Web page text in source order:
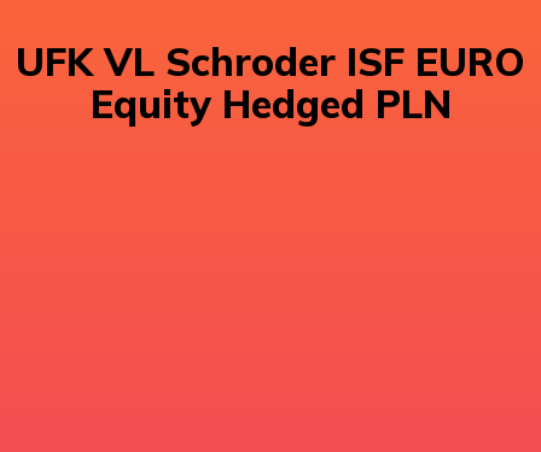
UFK VL Schroder ISF EURO
Equity Hedged PLN